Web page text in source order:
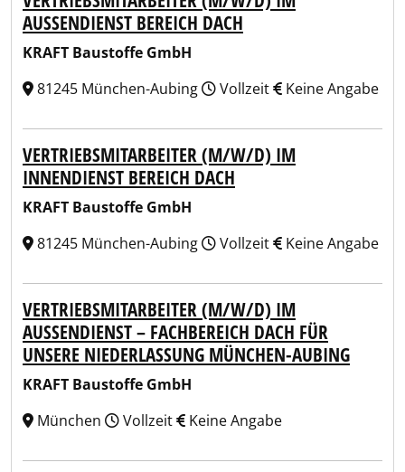
AUSSENDIENST BEREICH DACH
KRAFT Baustoffe GmbH
81245 München-Aubing
Vollzeit Keine Angabe
VERTRIEBSMITARBEITER (M/W/D) IM
INNENDIENST BEREICH DACH
KRAFT Baustoffe GmbH
81245 München-Aubing
Vollzeit Keine Angabe
VERTRIEBSMITARBEITER (M/W/D) IM
AUSSENDIENST – FACHBEREICH DACH FÜR U
NSERE NIEDERLASSUNG MÜNCHEN-AUBING
KRAFT Baustoffe GmbH
München
Vollzeit Keine Angabe